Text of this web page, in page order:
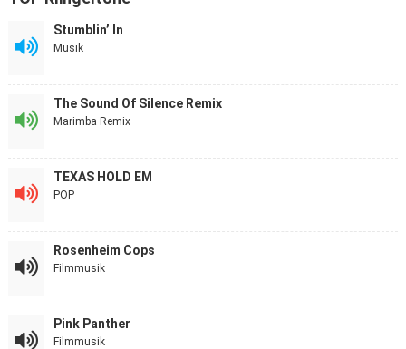
Stumblin’ In
Musik
The Sound Of Silence Remix
Marimba Remix
TEXAS HOLD EM
POP
Rosenheim Cops
Filmmusik
Pink Panther
Filmmusik